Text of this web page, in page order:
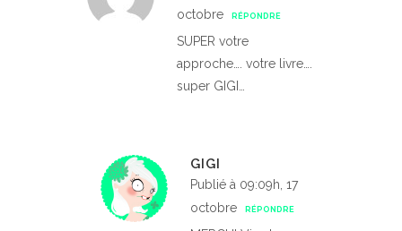
octobre
RÉPONDRE
SUPER votre
approche…. votre livre….
super GIGI…
GIGI
Publié à 09:09h, 17
octobre
RÉPONDRE